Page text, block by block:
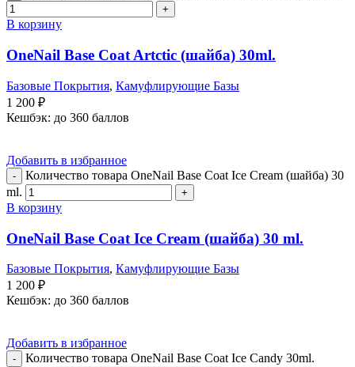
В корзину
OneNail Base Coat Artctic (шайба) 30ml.
Базовые Покрытия, Камуфлирующие Базы
1 200 ₽
Кешбэк: до 360 баллов
Добавить в избранное
Количество товара OneNail Base Coat Ice Cream (шайба) 30
ml.
В корзину
OneNail Base Coat Ice Cream (шайба) 30 ml.
Базовые Покрытия, Камуфлирующие Базы
1 200 ₽
Кешбэк: до 360 баллов
Добавить в избранное
Количество товара OneNail Base Coat Iсe Candy 30ml.